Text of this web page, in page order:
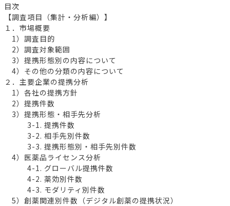
目次
【調査項目（集計・分析編）】
１．市場概要
1）調査目的
2）調査対象範囲
3）提携形態別の内容について
4）その他の分類の内容について
２．主要企業の提携分析
1）各社の提携方針
2）提携件数
3）提携形態・相手先分析
3-1. 提携件数
3-2. 相手先別件数
3-3. 提携形態別・相手先別件数
4）医薬品ライセンス分析
4-1. グローバル提携件数
4-2. 薬効別件数
4-3. モダリティ別件数
5）創薬関連別件数（デジタル創薬の提携状況）